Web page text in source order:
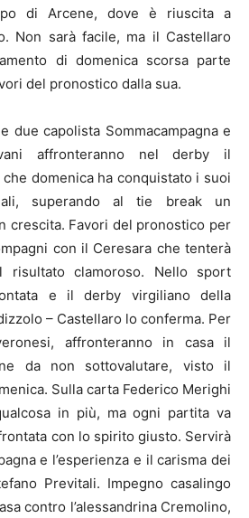
di Arcene, dove è riuscita a
Non sarà facile, ma il Castellaro
di domenica scorsa parte
del pronostico dalla sua.
due capolista Sommacampagna e
affronteranno nel derby il
domenica ha conquistato i suoi
superando al tie break un
crescita. Favori del pronostico per
con il Ceresara che tenterà
clamoroso. Nello sport
e il derby virgiliano della
– Castellaro lo conferma. Per
affronteranno in casa il
da non sottovalutare, visto il
Sulla carta Federico Merighi
in più, ma ogni partita va
con lo spirito giusto. Servirà
e l’esperienza e il carisma dei
Previtali. Impegno casalingo
contro l’alessandrina Cremolino,